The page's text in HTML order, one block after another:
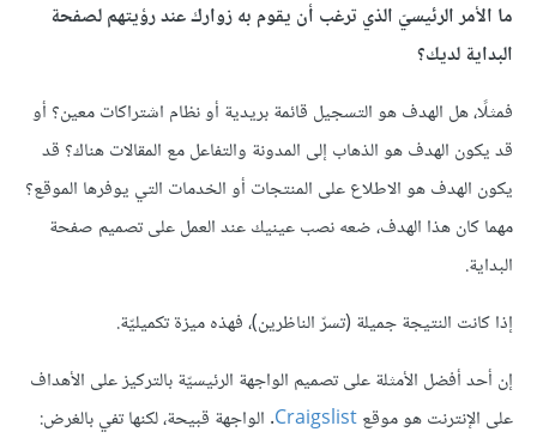
ما الأمر الرئيسيّ الذي ترغب أن يقوم به زوارك عند رؤيتهم لصفحة
البداية لديك؟
فمثلًا، هل الهدف هو التسجيل قائمة بريدية أو نظام اشتراكات معين؟ أو
قد يكون الهدف هو الذهاب إلى المدونة والتفاعل مع المقالات هناك؟ قد
يكون الهدف هو الاطلاع على المنتجات أو الخدمات التي يوفرها الموقع؟
مهما كان هذا الهدف، ضعه نصب عينيك عند العمل على تصميم صفحة
البداية.
إذا كانت النتيجة جميلة (تسرّ الناظرين)، فهذه ميزة تكميليّة.
إن أحد أفضل الأمثلة على تصميم الواجهة الرئيسيّة بالتركيز على الأهداف
على الإنترنت هو موقعCraigslist. الواجهة قبيحة، لكنها تفي بالغرض: